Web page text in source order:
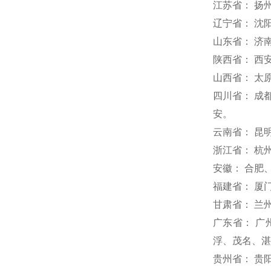
江苏省： 扬
辽宁省： 沈
山东省： 济
陕西省： 西
山西省： 太
四川省： 成
安。
云南省： 昆
浙江省： 杭
安徽： 合肥
福建省： 厦
甘肃省： 兰
广东省： 广
浮、茂名、
贵州省： 贵